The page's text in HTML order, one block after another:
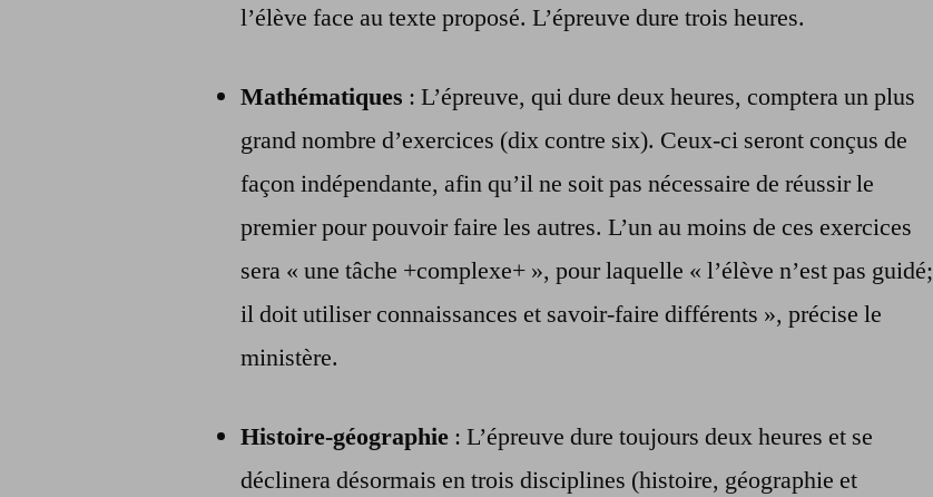
l’élève face au texte proposé. L’épreuve dure trois heures.
Mathématiques : L’épreuve, qui dure deux heures, comptera un plus
grand nombre d’exercices (dix contre six). Ceux-ci seront conçus de
façon indépendante, afin qu’il ne soit pas nécessaire de réussir le
premier pour pouvoir faire les autres. L’un au moins de ces exercices
sera « une tâche +complexe+ », pour laquelle « l’élève n’est pas guidé;
il doit utiliser connaissances et savoir-faire différents », précise le
ministère.
Histoire-géographie : L’épreuve dure toujours deux heures et se
déclinera désormais en trois disciplines (histoire, géographie et